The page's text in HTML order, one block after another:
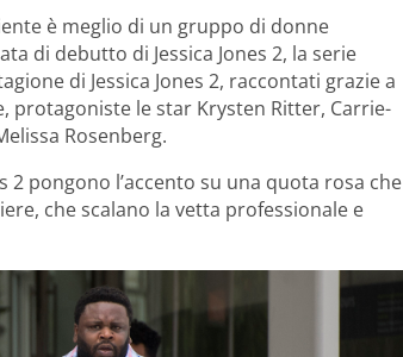
è meglio di un gruppo di donne
di debutto di Jessica Jones 2, la serie
di Jessica Jones 2, raccontati grazie a
protagoniste le star Krysten Ritter, Carrie-
Rosenberg.
2 pongono l’accento su una quota rosa che
che scalano la vetta professionale e